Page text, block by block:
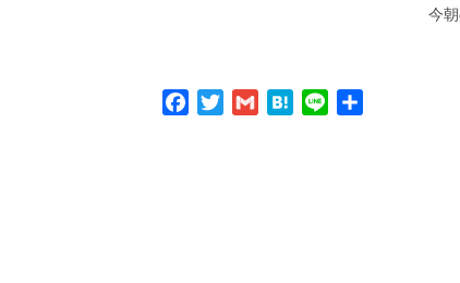
今
Facebook
TwitterGmail Hatena
Line